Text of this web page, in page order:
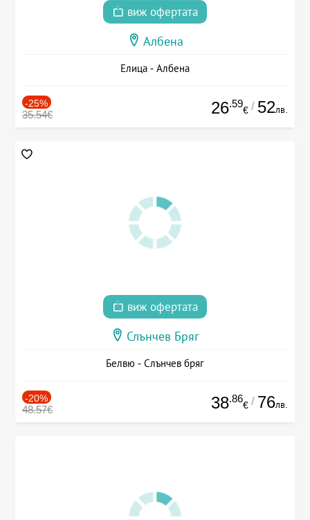
виж офертата
Албена
Елица - Албена
-25%
35.54€ 26.59
€ / 52лв.
виж офертата
Слънчев Бряг
Белвю - Слънчев бряг
-20%
48.57€ 38.86
€ / 76лв.